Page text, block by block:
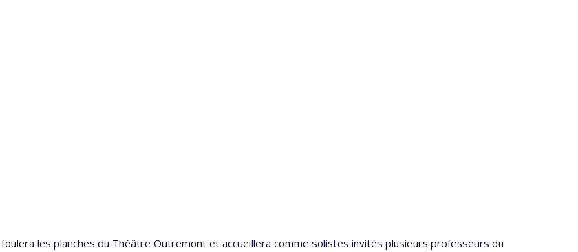
les planches du Théâtre Outremont et accueillera comme solistes invités plusieurs professeurs du